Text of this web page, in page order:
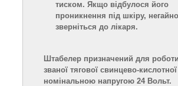
тиском. Якщо відбулося його
проникнення під шкіру, негайно
зверніться до лікаря.
Штабелер призначений для
званої тягової свинцево-кислотної
номінальною напругою 24 Вольт.